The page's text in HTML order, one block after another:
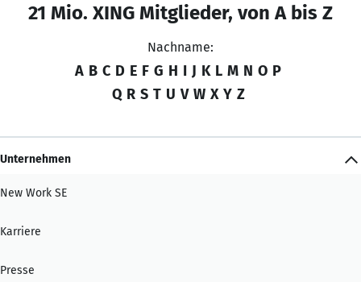
21 Mio. XING Mitglieder, von A bis Z
Nachname:
A B C D E F G H I J K L M N O P
Q R S T U V W X Y Z
Unternehmen
New Work SE
Karriere
Presse